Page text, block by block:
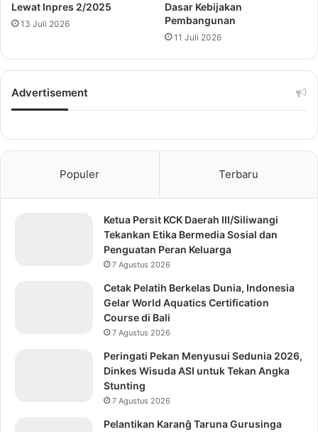
Lewat Inpres 2/2025
13 Juli 2026
Dasar Kebijakan
Pembangunan
11 Juli 2026
Advertisement
Populer Terbaru
Ketua Persit KCK Daerah III/Siliwangi
Tekankan Etika Bermedia Sosial dan
Penguatan Peran Keluarga
7 Agustus 2026
Cetak Pelatih Berkelas Dunia, Indonesia
Gelar World Aquatics Certification
Course di Bali
7 Agustus 2026
Peringati Pekan Menyusui Sedunia 2026,
Dinkes Wisuda ASI untuk Tekan Angka
Stunting
7 Agustus 2026
Pelantikan Karanĝ Taruna Gurusinga